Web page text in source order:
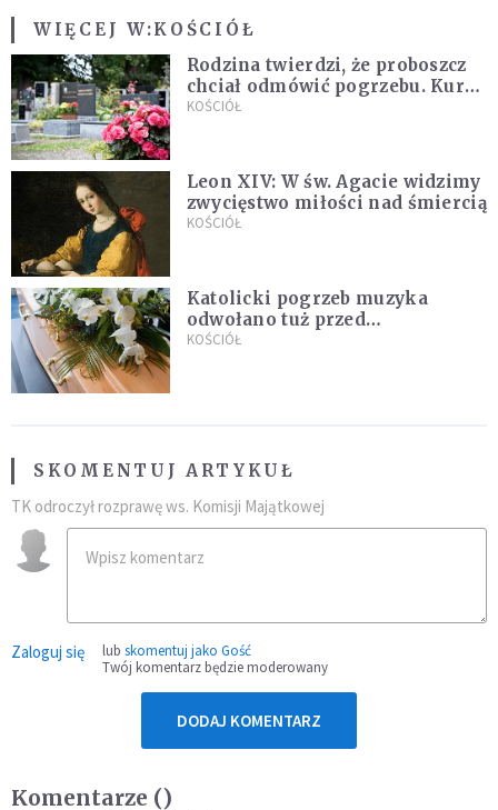
WIĘCEJ W:KOŚCIÓŁ
Rodzina twierdzi, że proboszcz
chciał odmówić pogrzebu. Kuria
zapowiada wyjaśnienia
KOŚCIÓŁ
Leon XIV: W św. Agacie widzimy
zwycięstwo miłości nad śmiercią
KOŚCIÓŁ
Katolicki pogrzeb muzyka
odwołano tuż przed
uroczystością. Powodem była
KOŚCIÓŁ
SKOMENTUJ ARTYKUŁ
TK odroczył rozprawę ws. Komisji Majątkowej
Zaloguj się lub skomentuj jako Gość
Twój komentarz będzie moderowany
DODAJ KOMENTARZ
Komentarze ()